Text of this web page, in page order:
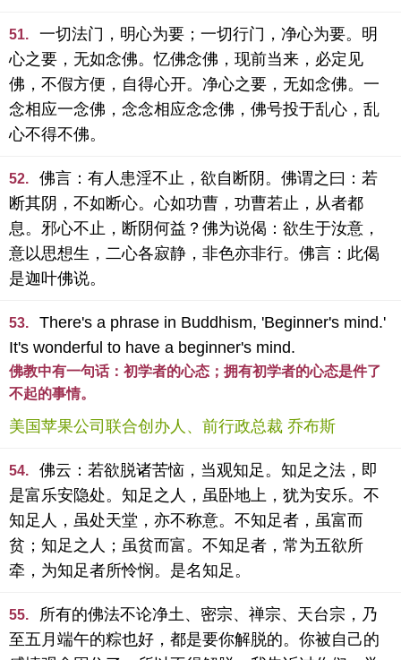
51.
一切法门，明心为要；一切行门，净心为要。明
心之要，无如念佛。忆佛念佛，现前当来，必定见
佛，不假方便，自得心开。净心之要，无如念佛。一
念相应一念佛，念念相应念念佛，佛号投于乱心，乱
心不得不佛。
52.
佛言：有人患淫不止，欲自断阴。佛谓之曰：若
断其阴，不如断心。心如功曹，功曹若止，从者都
息。邪心不止，断阴何益？佛为说偈：欲生于汝意，
意以思想生，二心各寂静，非色亦非行。佛言：此偈
是迦叶佛说。
53.
There's a phrase in Buddhism, 'Beginner's mind.'
It's wonderful to have a beginner's mind.
佛教中有一句话：初学者的心态；拥有初学者的心态是件了
不起的事情。
美国苹果公司联合创办人、前行政总裁 乔布斯
54.
佛云：若欲脱诸苦恼，当观知足。知足之法，即
是富乐安隐处。知足之人，虽卧地上，犹为安乐。不
知足人，虽处天堂，亦不称意。不知足者，虽富而
贫；知足之人；虽贫而富。不知足者，常为五欲所
牵，为知足者所怜悯。是名知足。
55.
所有的佛法不论净土、密宗、禅宗、天台宗，乃
至五月端午的粽也好，都是要你解脱的。你被自己的